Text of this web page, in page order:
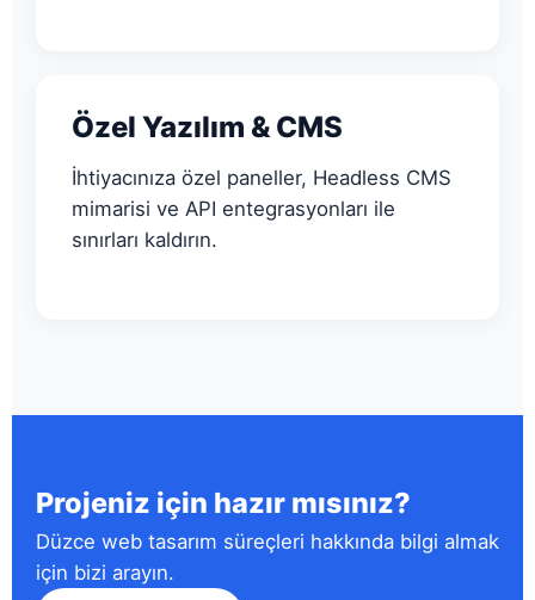
Özel Yazılım & CMS
İhtiyacınıza özel paneller, Headless CMS
mimarisi ve API entegrasyonları ile
sınırları kaldırın.
Projeniz için hazır mısınız?
Düzce web tasarım süreçleri hakkında bilgi almak
için bizi arayın.